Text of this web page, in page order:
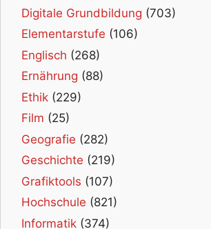
Digitale Grundbildung (703)
Elementarstufe (106)
Englisch (268)
Ernährung (88)
Ethik (229)
Film (25)
Geografie (282)
Geschichte (219)
Grafiktools (107)
Hochschule (821)
Informatik (374)